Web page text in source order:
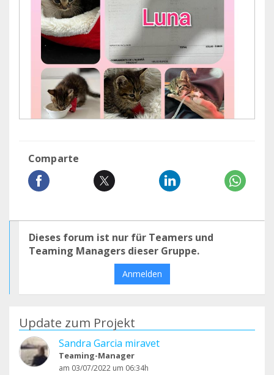
Comparte
Dieses forum ist nur für Teamers und
Teaming Managers dieser Gruppe.
Anmelden
Update zum Projekt
Sandra Garcia miravet
Teaming-Manager
am 03/07/2022 um 06:34h